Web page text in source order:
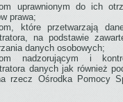
uprawnionym do ich
prawa;
które przetwarzają
na podstawie
danych osobowych;
nadzorującym i
danych jak również
rzecz Ośrodka Pomocy